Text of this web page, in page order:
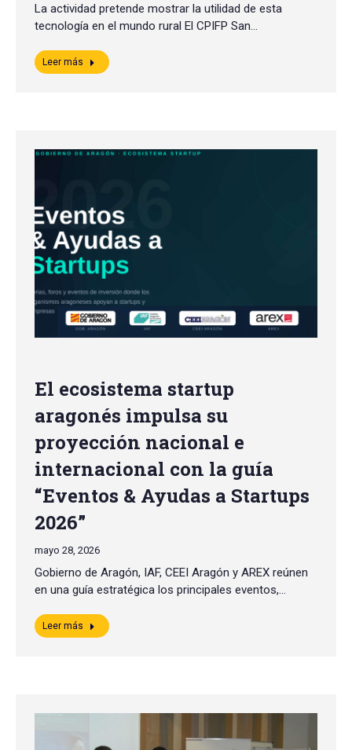
La actividad pretende mostrar la utilidad de esta
tecnología en el mundo rural El CPIFP San…
Leer más
El ecosistema startup
aragonés impulsa su
proyección nacional e
internacional con la guía
“Eventos & Ayudas a Startups
2026”
mayo 28, 2026
Gobierno de Aragón, IAF, CEEI Aragón y AREX reúnen
en una guía estratégica los principales eventos,…
Leer más